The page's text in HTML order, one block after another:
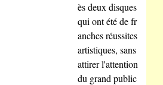
ès deux disques
qui ont été de fr
anches réussites
artistiques, sans
attirer l'attention
du grand public